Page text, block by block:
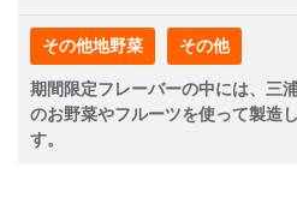
その他地野菜 その他
期間限定フレーバーの中には、三
のお野菜やフルーツを使って製造
す。